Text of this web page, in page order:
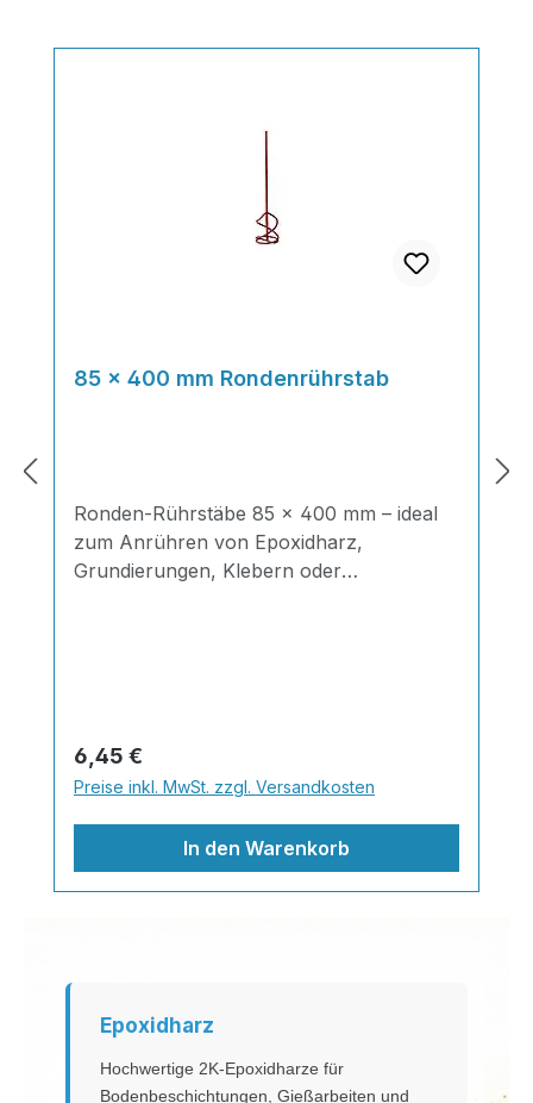
85 × 400 mm Rondenrührstab
Ronden-Rührstäbe 85 × 400 mm – ideal
zum Anrühren von Epoxidharz,
Grundierungen, Klebern oder
mittelgroße Mischungen.Durchmesser: ca.
85 mmLänge: 400 mmAufnahme: 6 mm
Sechskant (für normale
Bohrmaschine)Geeignet für Farben,
Harze, Putze,
Grundierungen Material: stahlbeschichtet
Regulärer Preis:
6,45 €
Preise inkl. MwSt. zzgl. Versandkosten
In den Warenkorb
Epoxidharz
Hochwertige 2K-Epoxidharze für
Bodenbeschichtungen, Gießarbeiten und